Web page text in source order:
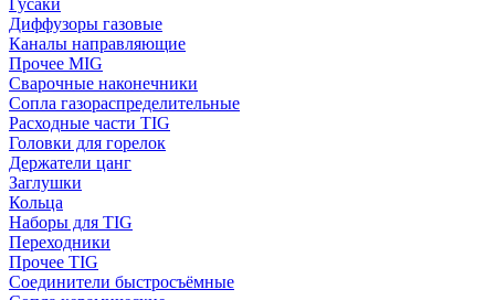
Гусаки
Диффузоры газовые
Каналы направляющие
Прочее MIG
Сварочные наконечники
Сопла газораспределительные
Расходные части TIG
Головки для горелок
Держатели цанг
Заглушки
Кольца
Наборы для TIG
Переходники
Прочее TIG
Соединители быстросъёмные